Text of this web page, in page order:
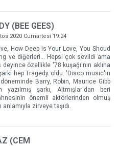
(BEE GEES)
2020 Cumartesi 19:24
How Deep Is Your Love, You Shoud
ve diğerleri... Hepsi çok sevildi ama
deyince özellikle '78 kuşağı'nın aklına
hep Tragedy oldu. 'Disco music'in
Barry, Robin, Maurice Gibb
yazılmış şarkı, Altmışlar'dan beri
önemli aktörlerinden olmuş
anlamıyla zirveye taşıdı.
(CEM